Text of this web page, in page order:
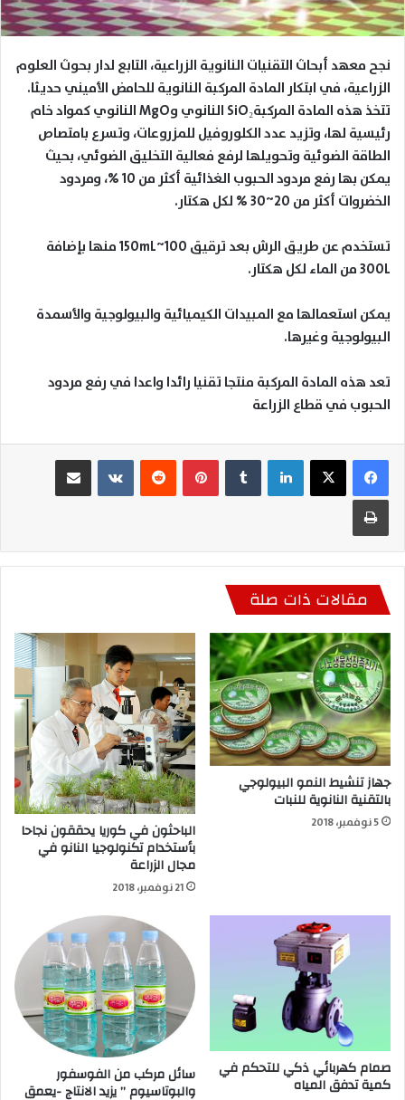
نجح معهد أبحاث التقنيات النانوية الزراعية، التابع لدار بحوث العلوم
الزراعية، في ابتكار المادة المركبة النانوية للحامض الأميني حديثا.
تتخذ هذه المادة المركبةSiO₂ النانوي وMgO النانوي كمواد خام
رئيسية لها، وتزيد عدد الكلوروفيل للمزروعات، وتسرع بامتصاص
الطاقة الضوئية وتحويلها لرفع فعالية التخليق الضوئي، بحيث
يمكن بها رفع مردود الحبوب الغذائية أكثر من 10 %، ومردود
الخضروات أكثر من 20~30 % لكل هكتار.
تستخدم عن طريق الرش بعد ترقيق 100~150mL منها بإضافة
300L من الماء لكل هكتار.
يمكن استعمالها مع المبيدات الكيميائية والبيولوجية والأسمدة
البيولوجية وغيرها.
تعد هذه المادة المركبة منتجا تقنيا رائدا واعدا في رفع مردود
الحبوب في قطاع الزراعة
لينكدإن بينتيريست مشاركة عبر البريد
طباعة
مقالات ذات صلة
جهاز تنشيط النمو البيولوجي
بالتقنية النانوية للنبات
5 نوفمبر، 2018 الباحثون في كوريا يحققون نجاحا
بأستخدام تكنولوجيا النانو في
مجال الزراعة
21 نوفمبر، 2018
صمام كهربائي ذكي للتحكم في
كمية تدفق المياه سائل مركب من الفوسفور
والبوتاسيوم ” يزيد الانتاج -يعمق